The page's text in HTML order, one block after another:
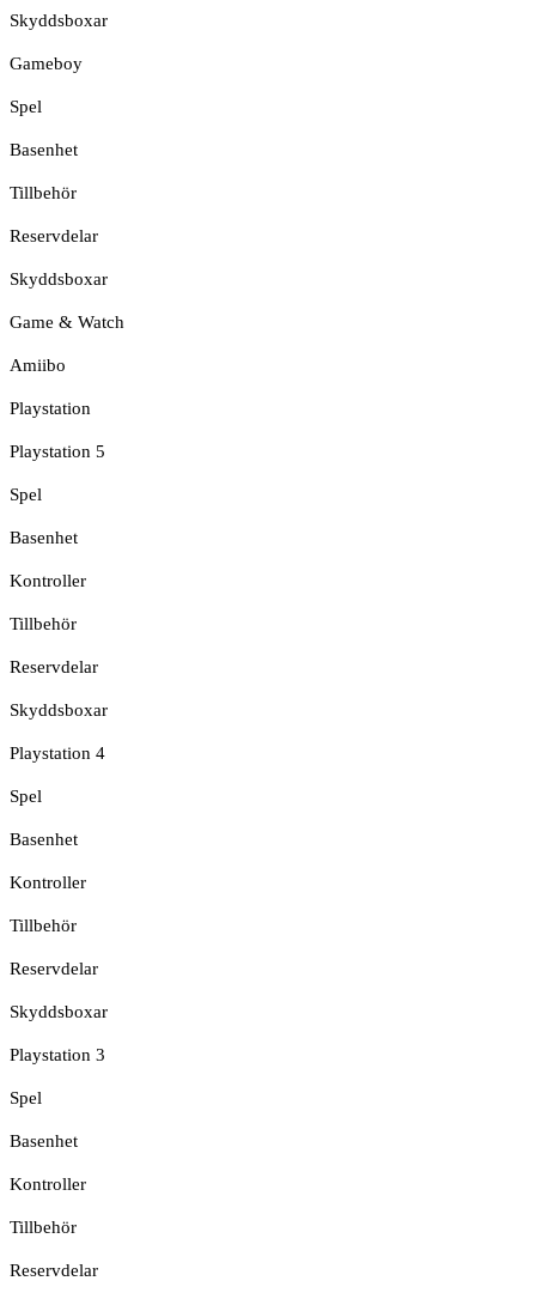
Skyddsboxar
Gameboy
Spel
Basenhet
Tillbehör
Reservdelar
Skyddsboxar
Game & Watch
Amiibo
Playstation
Playstation 5
Spel
Basenhet
Kontroller
Tillbehör
Reservdelar
Skyddsboxar
Playstation 4
Spel
Basenhet
Kontroller
Tillbehör
Reservdelar
Skyddsboxar
Playstation 3
Spel
Basenhet
Kontroller
Tillbehör
Reservdelar